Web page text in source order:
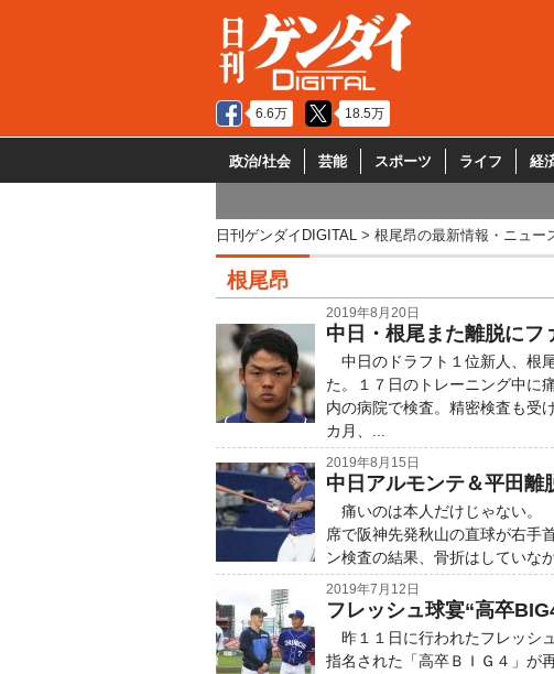
6.6万 18.5万
政治/社会 芸能 スポーツ ライフ 経
日刊ゲンダイDIGITAL 根尾昂の最新情報・ニュー
根尾昂
2019年8月20日
中日・根尾また離脱にフ
中日のドラフト１位新人、根
た。１７日のトレーニング中に
内の病院で検査。精密検査も受
カ月、...
2019年8月15日
中日アルモンテ＆平田離
痛いのは本人だけじゃない。
席で阪神先発秋山の直球が右手
ン検査の結果、骨折はしていな
2019年7月12日
フレッシュ球宴“高卒
昨１１日に行われたフレッシ
指名された「高卒ＢＩＧ４」